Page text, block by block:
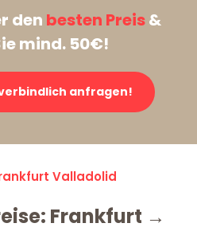
den besten Preis&
mind. 50€!
anfragen!
Valladolid
Frankfurt →